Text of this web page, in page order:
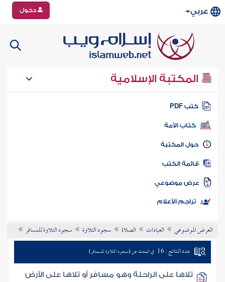
عربي دخول
المكتبة الإسلامية
كتب PDF
كتاب الأمة
المكتبة
الكتب
موضوعي
تراجم الأعلام
العرض الموضوعي العبادات الصلاة سجود التلاوة سجود التلاوة للمسافر
عدد النتائج : 16 في البحث عن (سجود التلاوة للمسافر)
تلاها على الراحلة وهو مسافر أو تلاها على الأرض